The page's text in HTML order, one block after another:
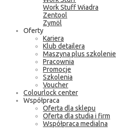
Work Stuff Wiadra
Zentool
Zymöl
Oferty
Kariera
Klub detailera
Maszyna plus szkolenie
Pracownia
Promocje
Szkolenia
Voucher
Colourlock center
Współpraca
Oferta dla sklepu
Oferta dla studia i firm
Współpraca medialna